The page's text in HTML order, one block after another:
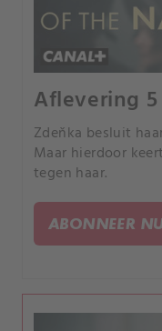
Aflevering
Zdeňka besluit
Maar hierdoor
tegen haar.
ABONNEER